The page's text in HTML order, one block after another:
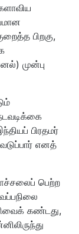
பிறகு,
முன்பு
பிரதமர்
எனத்
பெற்ற
கண்டது,